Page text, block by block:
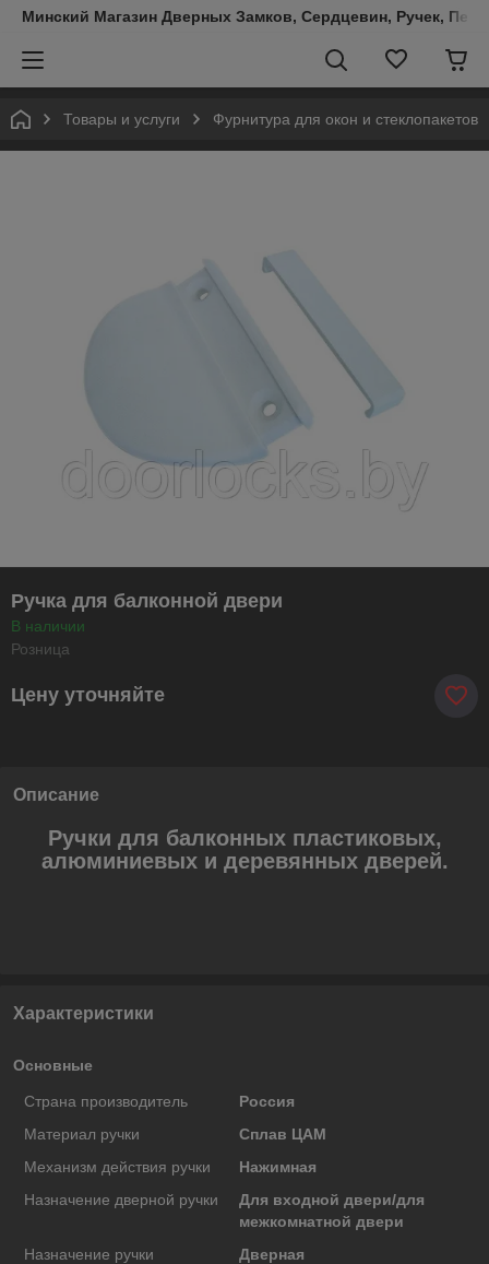
Минский Магазин Дверных Замков, Сердцевин, Ручек,
Товары и услуги Фурнитура для окон и стеклопакетов
Ручка для балконной двери
В наличии
Розница
Цену уточняйте
Описание
Ручки для балконных пластиковых,
алюминиевых и деревянных дверей.
Характеристики
Основные
Страна производитель
Россия
Материал ручки
Сплав ЦАМ
Механизм действия ручки
Нажимная
Назначение дверной ручки
Для входной двери/для
межкомнатной двери
Назначение ручки
Дверная